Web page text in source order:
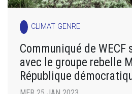
CLIMAT GENRE
Communiqué de WECF
avec le groupe rebelle
République